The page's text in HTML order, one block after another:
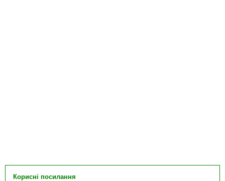
Корисні посилання